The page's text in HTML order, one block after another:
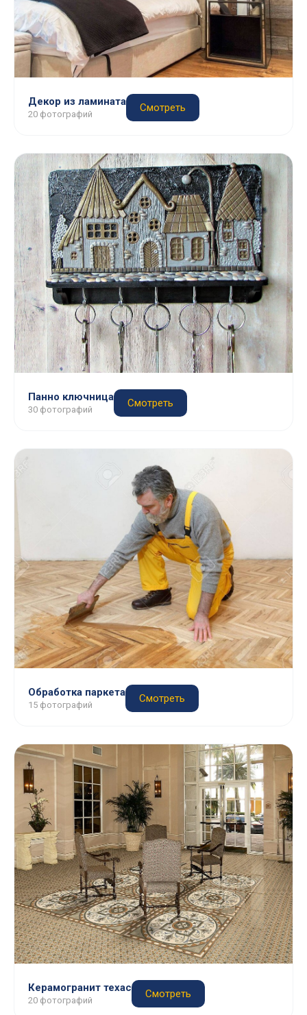
Декор из ламината
20 фотографий
Смотреть
Панно ключница
30 фотографий
Смотреть
Обработка паркета
15 фотографий
Смотреть
Керамогранит техас
20 фотографий
Смотреть